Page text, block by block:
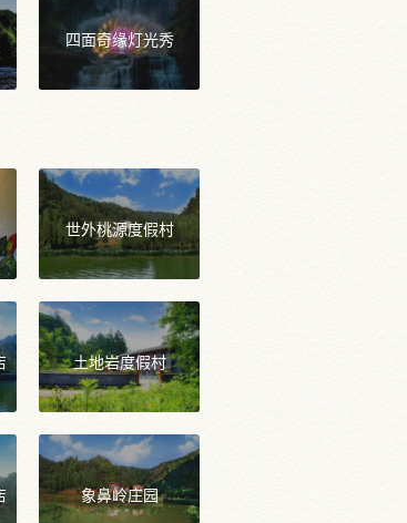
四面奇缘灯光秀
世外桃源度假村
土地岩度假村
象鼻岭庄园